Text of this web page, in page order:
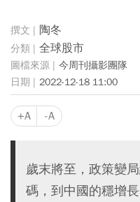
陶冬
全球股市
今周刊攝影團隊
2022-12-18 11:00
+A -A
歲末將至，政策變
碼，到中國的穩增